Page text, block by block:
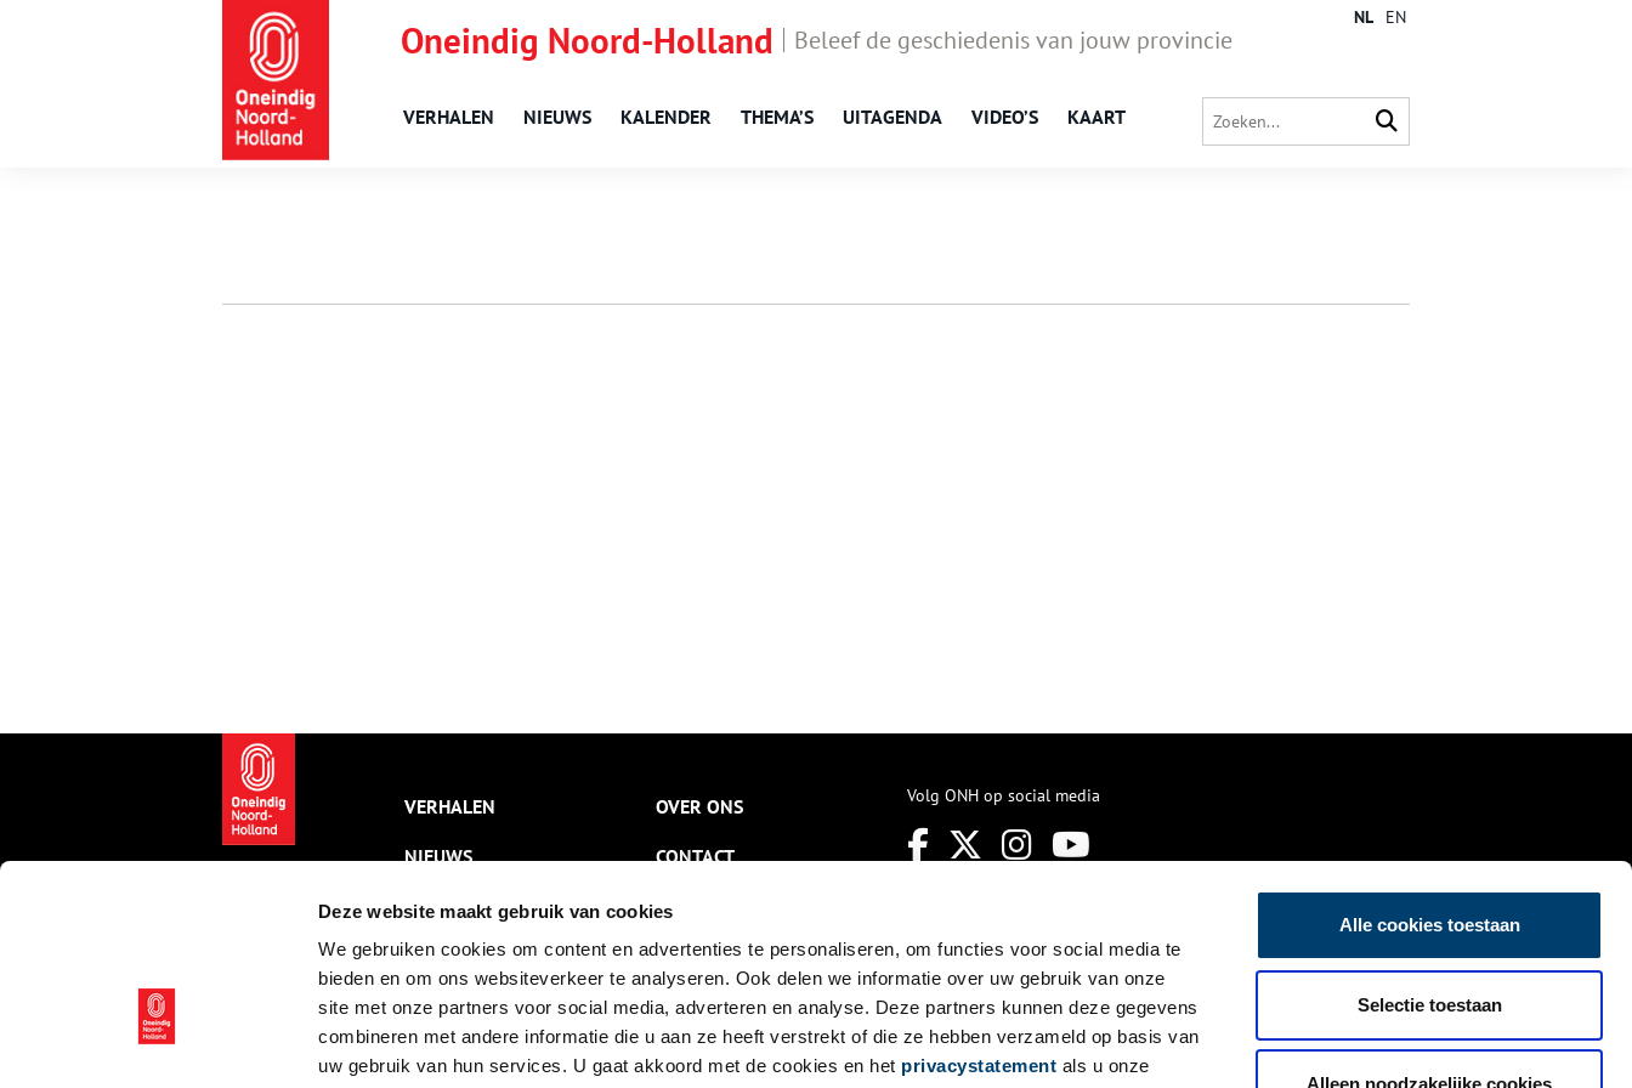
Deze website maakt gebruik van cookies
We gebruiken cookies om content en advertenties te personaliseren, om functies voor social media te
bieden en om ons websiteverkeer te analyseren. Ook delen we informatie over uw gebruik van onze
site met onze partners voor social media, adverteren en analyse. Deze partners kunnen deze gegevens
combineren met andere informatie die u aan ze heeft verstrekt of die ze hebben verzameld op basis van
uw gebruik van hun services. U gaat akkoord met de cookies en het privacystatement als u onze
Alle cookies toestaan
Selectie toestaan
Alleen noodzakelijke cookies
Oneindig Noord-Holland Beleef de geschiedenis van jouw provincie
VERHALEN NIEUWS KALENDER THEMA’S UITAGENDA VIDEO’S KAART
NL EN
VERHALEN
NIEUWS
KALENDER
THEMA’S
ACTIVITEITEN
VIDEO’S
OVER ONS
CONTACT
NIEUWSBRIEF
DISCLAIMER
PRIVACY
TOEGANKELIJKHEID
Volg ONH op social media